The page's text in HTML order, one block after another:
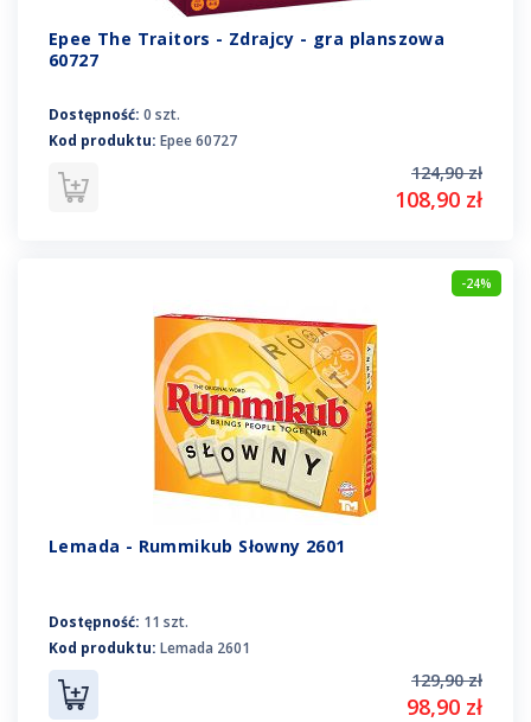
Epee The Traitors - Zdrajcy - gra planszowa
60727
Dostępność: 0 szt.
Kod produktu: Epee 60727
124,90 zł
108,90 zł
-24%
Lemada - Rummikub Słowny 2601
Dostępność: 11 szt.
Kod produktu: Lemada 2601
129,90 zł
98,90 zł